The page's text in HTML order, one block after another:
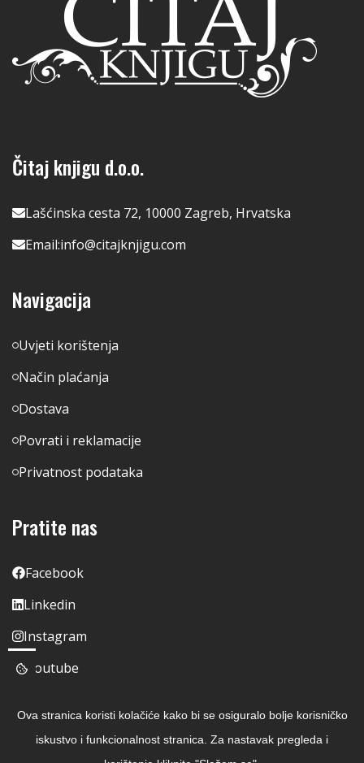
Čitaj knjigu d.o.o.
Lašćinska cesta 72, 10000 Zagreb, Hrvatska
Email:info@citajknjigu.com
Navigacija
Uvjeti korištenja
Način plaćanja
Dostava
Povrati i reklamacije
Privatnost podataka
Pratite nas
Facebook
Linkedin
Instagram
Youtube
Ova stranica koristi kolačiće kako bi se osiguralo bolje korisničko
iskustvo i funkcionalnost stranica. Za nastavak pregleda i